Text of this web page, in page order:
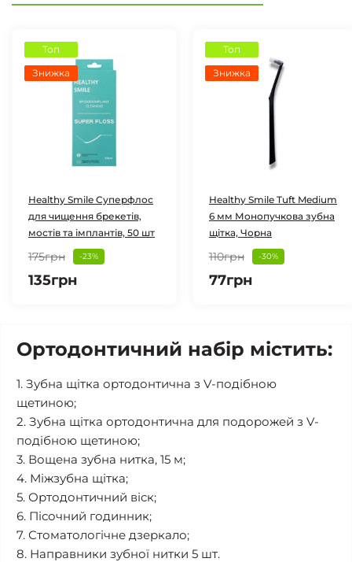
Топ
Знижка
Healthy Smile Cуперфлос
для чищення брекетів,
мостів та імплантів, 50 шт
175грн -23%
135грн
Топ
Знижка
Healthy Smile Tuft Medium
6 мм Монопучкова зубна
щітка, Чорна
110грн -30%
77грн
Ортодонтичний набір містить:
1. Зубна щітка ортодонтична з V-подібною
щетиною;
2. Зубна щітка ортодонтична для подорожей з V-
подібною щетиною;
3. Вощена зубна нитка, 15 м;
4. Міжзубна щітка;
5. Ортодонтичний віск;
6. Пісочний годинник;
7. Стоматологічне дзеркало;
8. Направники зубної нитки 5 шт.